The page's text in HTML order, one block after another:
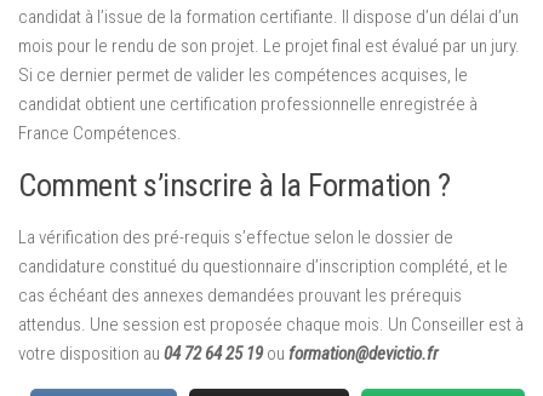
candidat à l’issue de la formation certifiante. Il dispose d’un délai d’un
mois pour le rendu de son projet. Le projet final est évalué par un jury.
Si ce dernier permet de valider les compétences acquises, le
candidat obtient une certification professionnelle enregistrée à
France Compétences.
Comment s’inscrire à la Formation ?
La vérification des pré-requis s’effectue selon le dossier de
candidature constitué du questionnaire d’inscription complété, et le
cas échéant des annexes demandées prouvant les prérequis
attendus. Une session est proposée chaque mois. Un Conseiller est à
votre disposition au 04 72 64 25 19ou formation@devictio.fr